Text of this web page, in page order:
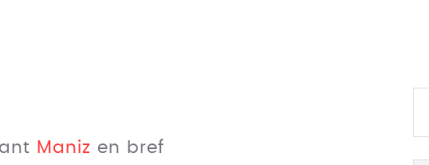
Maniz en bref